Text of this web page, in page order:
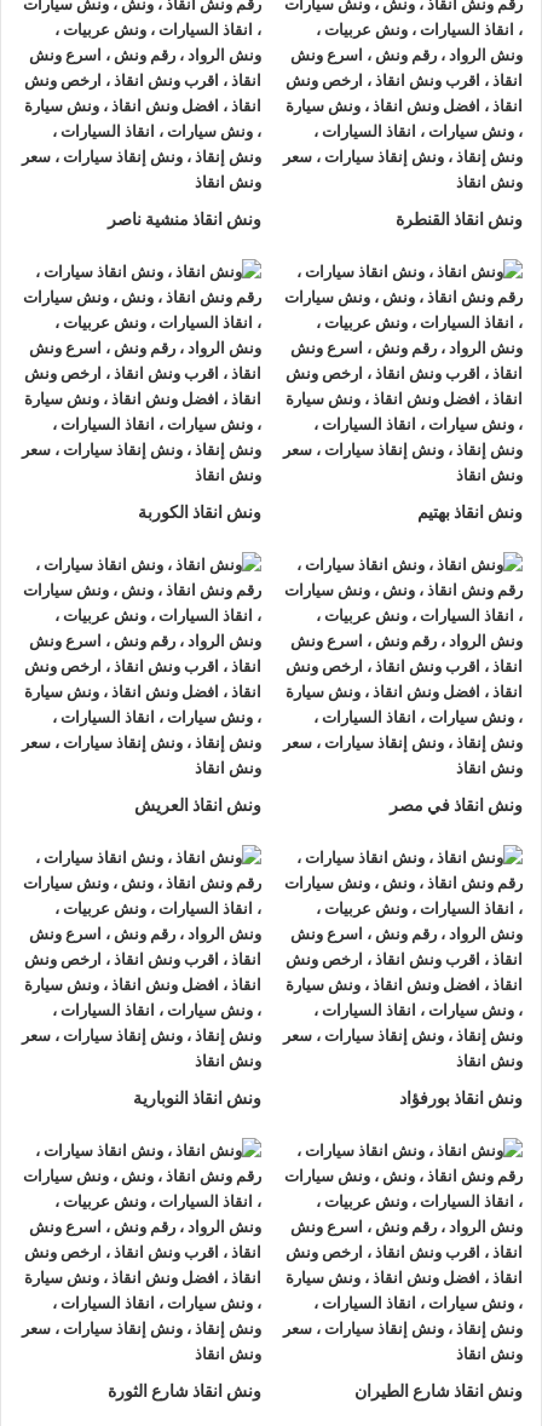
ونش انقاذ , ونش انقاذ سيارات
ونش انقاذ الاسماعيلية
ونش انقاذ الاسماعيليةنقدم خدمة المساعدة على الطريق بسرعة
وبأسعار معقولة ، وخدمةإنقاذ السياراتفي الاسماعيلية و على
جميع الطرق و لدينا فريق من السائقين الوناشين ذوي الخبرة
والمدربين لتزويدك بأفضل مساعدة على الطريق و تقديم خدمات
الانقاذ السريع.
ونش إنقاذ سياراتمن شركةالرواد لإنقاذ السياراتيقدم تجربة
فريدةلإنقاذ السيارات، تمتع بتجربةونش انقاذ سياراتمنونش
انقاذ الروادوأحصل على خصم 50% ، لدينا ونش انقاذمزود بأجهزة
تتبع GPS لأمانك وأمان سيارتك.
اتصل بخدمة العملاء التابعة لنا على مدار 24 ساعة الآن للحصول
علىأقرب ونش انقاذمن موقعك في الاسماعيلية فريق المساعدة
على أهبة الاستعداد و جاهز دائما لمساعدتك في أي وقت من النهار
أو الليل 24/7/365 تشمل خدمات
انقاذ السيارات في الاسماعيلية
علي ما يلي:
1- السرعة
يصلكونش انقاذ السيارات
بسرعة فائقة خلال 30 دقيقة بحد اقصي
فور طلبك لـونش إنقاذ سياراتمن أجل إنقاذ السياراتالمُعطّلة في
الاسماعيلية او على الطريق وذلك لأننا نعمل على مدار الساعة طوال
أيام الأسبوع.
2- الأمان
ونش انقاذ القنطرة ونش انقاذ منشية ناصر
ونش انقاذ بهتيم ونش انقاذ الكوربة
ونش انقاذ في مصر ونش انقاذ العريش
ونش انقاذ بورفؤاد ونش انقاذ النوبارية
ونش انقاذ شارع الطيران ونش انقاذ شارع الثورة